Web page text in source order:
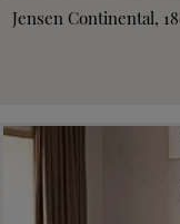
Jensen Continental,